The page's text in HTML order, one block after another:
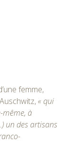
femme,
« qui
même, à
un des artisans